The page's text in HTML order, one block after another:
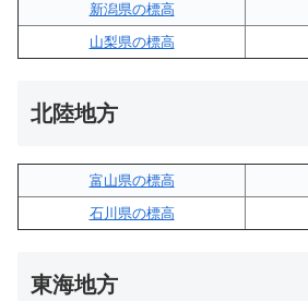
新潟県の標高
山梨県の標高
北陸地方
富山県の標高
石川県の標高
東海地方